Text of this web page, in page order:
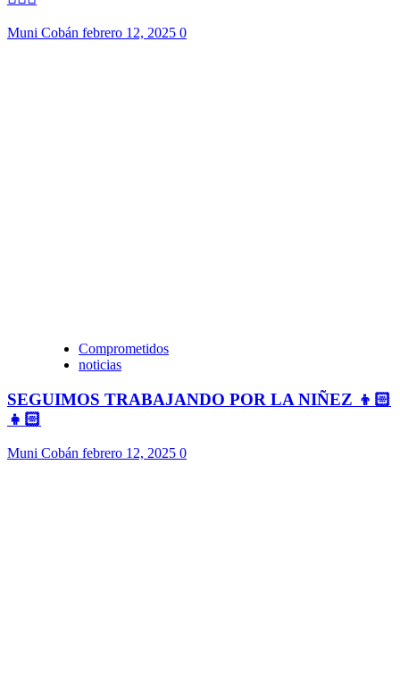
Muni Cobán febrero 12, 2025 0
Comprometidos
noticias
SEGUIMOS TRABAJANDO POR LA NIÑEZ 👦🏻
👧🏻
Muni Cobán febrero 12, 2025 0